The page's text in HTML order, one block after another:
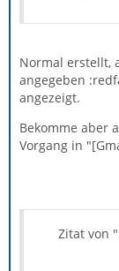
Normal erstellt,
angegeben
angezeigt.
Bekomme aber
Vorgang in
Zitat von